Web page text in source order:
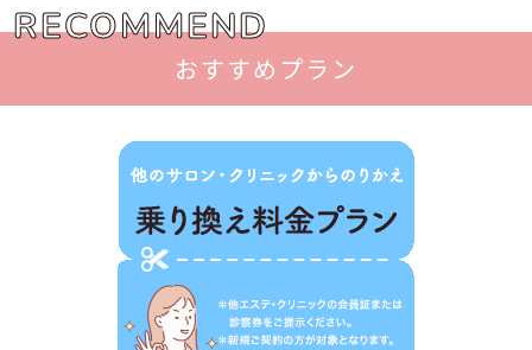
RECOMMEND
おすすめプラン